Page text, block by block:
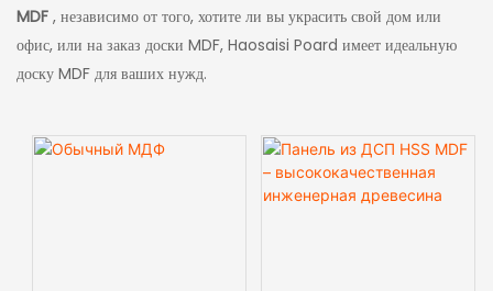
MDF , независимо от того, хотите ли вы украсить свой дом или
офис, или на заказ доски MDF, Haosaisi Poard имеет идеальную
доску MDF для ваших нужд.